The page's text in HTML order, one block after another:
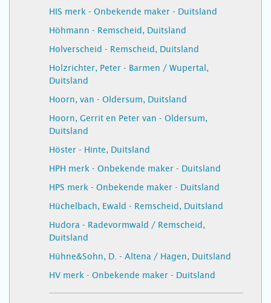
HIS merk - Onbekende maker - Duitsland
Höhmann - Remscheid, Duitsland
Holverscheid - Remscheid, Duitsland
Holzrichter, Peter - Barmen / Wupertal,
Duitsland
Hoorn, van - Oldersum, Duitsland
Hoorn, Gerrit en Peter van - Oldersum,
Duitsland
Höster - Hinte, Duitsland
HPH merk - Onbekende maker - Duitsland
HPS merk - Onbekende maker - Duitsland
Hüchelbach, Ewald - Remscheid, Duitsland
Hudora - Radevormwald / Remscheid,
Duitsland
Hühne&Sohn, D. - Altena / Hagen, Duitsland
HV merk - Onbekende maker - Duitsland